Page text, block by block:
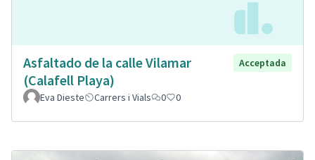
Asfaltado de la calle Vilamar
(Calafell Playa)
Acceptada
Eva Dieste Carrers i Vials 0 0